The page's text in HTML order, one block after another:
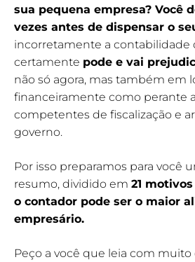
sua pequena empresa? Você
vezes antes de dispensar o
incorretamente a contabilidade
certamente pode e vai
não só agora, mas também em
financeiramente como perante
competentes de fiscalização e
governo.
Por isso preparamos para você
resumo, dividido em 21
o contador pode ser o maior
empresário.
Peço a você que leia com